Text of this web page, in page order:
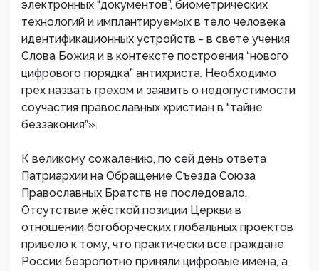
электронных “документов”, биометрических
технологий и имплантируемых в тело человека
идентификационных устройств - в свете учения
Слова Божия и в контексте построения “нового
цифрового порядка” антихриста. Необходимо
грех назвать грехом и заявить о недопустимости
соучастия православных христиан в “тайне
беззакония”».
К великому сожалению, по сей день ответа
Патриархии на Обращение Съезда Союза
Православных Братств не последовало.
Отсутствие жёсткой позиции Церкви в
отношении богоборческих глобальных проектов
привело к тому, что практически все граждане
России безропотно приняли цифровые имена, а